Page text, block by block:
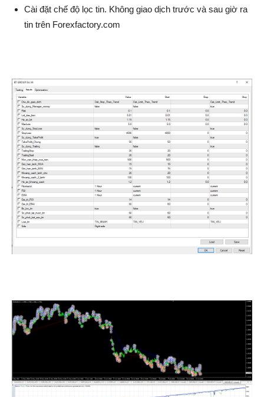
Cài đặt chế độ lọc tin. Không giao dịch trước và sau giờ ra
tin trên Forexfactory.com